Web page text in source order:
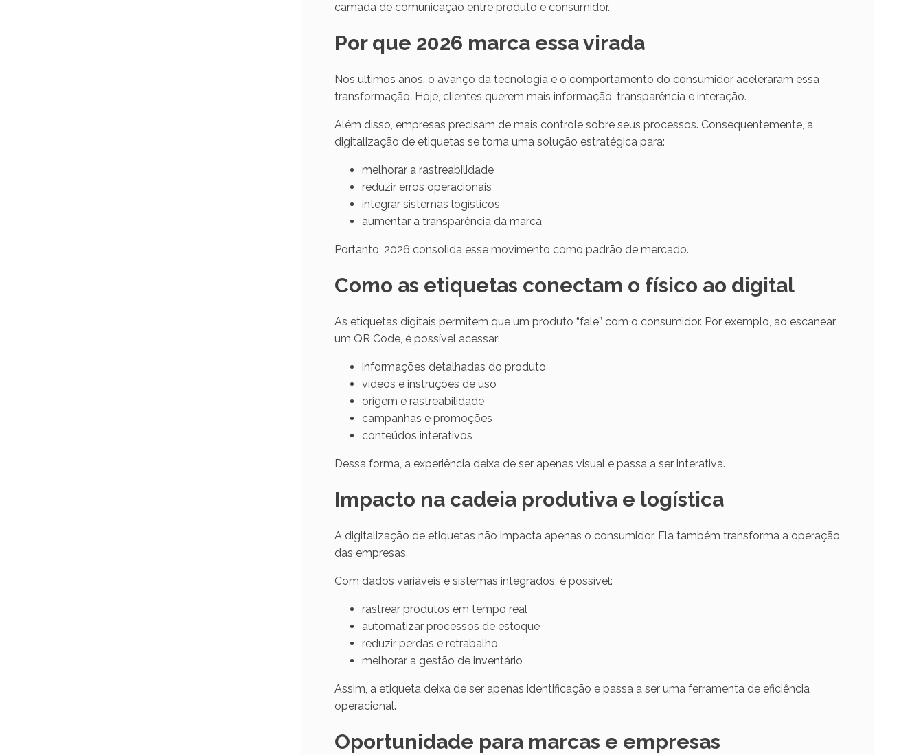
camada de comunicação entre produto e consumidor.
Por que 2026 marca essa virada
Nos últimos anos, o avanço da tecnologia e o comportamento do consumidor aceleraram essa
transformação. Hoje, clientes querem mais informação, transparência e interação.
Além disso, empresas precisam de mais controle sobre seus processos. Consequentemente, a
digitalização de etiquetas se torna uma solução estratégica para:
melhorar a rastreabilidade
reduzir erros operacionais
integrar sistemas logísticos
aumentar a transparência da marca
Portanto, 2026 consolida esse movimento como padrão de mercado.
Como as etiquetas conectam o físico ao digital
As etiquetas digitais permitem que um produto “fale” com o consumidor. Por exemplo, ao escanear
um QR Code, é possível acessar:
informações detalhadas do produto
vídeos e instruções de uso
origem e rastreabilidade
campanhas e promoções
conteúdos interativos
Dessa forma, a experiência deixa de ser apenas visual e passa a ser interativa.
Impacto na cadeia produtiva e logística
A digitalização de etiquetas não impacta apenas o consumidor. Ela também transforma a operação
das empresas.
Com dados variáveis e sistemas integrados, é possível:
rastrear produtos em tempo real
automatizar processos de estoque
reduzir perdas e retrabalho
melhorar a gestão de inventário
Assim, a etiqueta deixa de ser apenas identificação e passa a ser uma ferramenta de eficiência
operacional.
Oportunidade para marcas e empresas